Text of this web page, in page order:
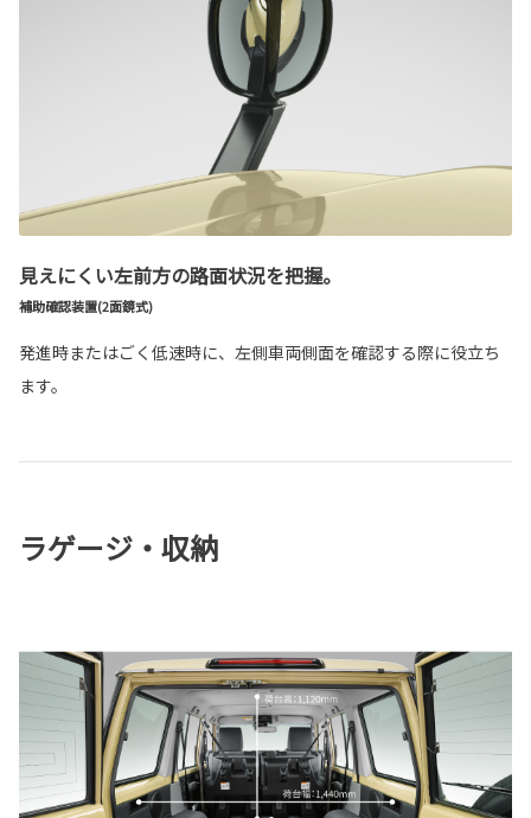
見えにくい左前方の路面状況を把握。
補助確認装置(2面鏡式)
発進時またはごく低速時に、左側車両側面を確認する際に役立ち
ます。
ラゲージ・収納